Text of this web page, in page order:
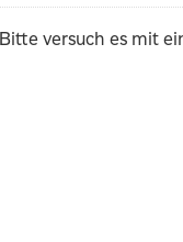
Bitte versuch es mit